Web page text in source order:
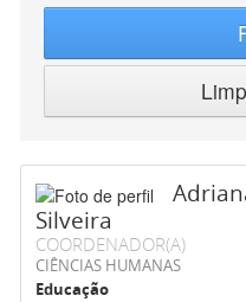
Silveira
COORDENADOR(A)
CIÊNCIAS HUMANAS
Educação